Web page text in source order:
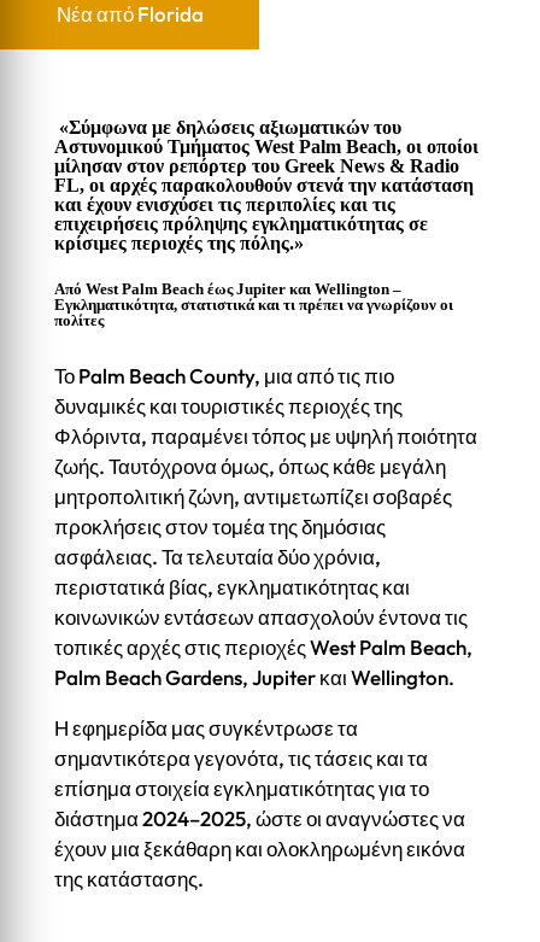
Νέα από Florida
«Σύμφωνα με δηλώσεις αξιωματικών του
Αστυνομικού Τμήματος West Palm Beach, οι οποίοι
μίλησαν στον ρεπόρτερ του Greek News & Radio
FL, οι αρχές παρακολουθούν στενά την κατάσταση
και έχουν ενισχύσει τις περιπολίες και τις
επιχειρήσεις πρόληψης εγκληματικότητας σε
κρίσιμες περιοχές της πόλης.»
Από West Palm Beach έως Jupiter και Wellington –
Εγκληματικότητα, στατιστικά και τι πρέπει να γνωρίζουν οι
πολίτες
Το Palm Beach County, μια από τις πιο
δυναμικές και τουριστικές περιοχές της
Φλόριντα, παραμένει τόπος με υψηλή ποιότητα
ζωής. Ταυτόχρονα όμως, όπως κάθε μεγάλη
μητροπολιτική ζώνη, αντιμετωπίζει σοβαρές
προκλήσεις στον τομέα της δημόσιας
ασφάλειας. Τα τελευταία δύο χρόνια,
περιστατικά βίας, εγκληματικότητας και
κοινωνικών εντάσεων απασχολούν έντονα τις
τοπικές αρχές στις περιοχές West Palm Beach,
Palm Beach Gardens, Jupiter και Wellington.
Η εφημερίδα μας συγκέντρωσε τα
σημαντικότερα γεγονότα, τις τάσεις και τα
επίσημα στοιχεία εγκληματικότητας για το
διάστημα 2024–2025, ώστε οι αναγνώστες να
έχουν μια ξεκάθαρη και ολοκληρωμένη εικόνα
της κατάστασης.